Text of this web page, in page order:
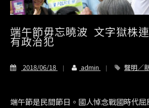
端午節毋忘曉波 文字獄株
有政治犯
2018/06/18 admin 聲明／
端午節是民間節日。國人悼念戰國時代